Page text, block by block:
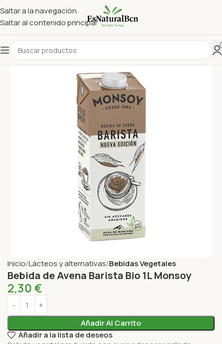
Saltar a la navegación
Saltar al contenido principal
Inicio Lácteos y alternativas Bebidas Vegetales
Bebida de Avena Barista Bio 1L Monsoy
2,30 €
Añadir Al Carrito
Añadir a la lista de deseos